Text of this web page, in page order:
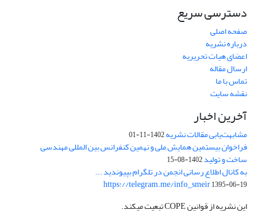
دسترسی سریع
صفحه اصلی
درباره نشریه
اعضای هیات تحریریه
ارسال مقاله
تماس با ما
نقشه سایت
آخرین اخبار
مشابهت‌یابی مقالات نشریه1402-11-01
فراخوان بیستمین همایش ملی و نهمین کنفرانس بین المللی مهندسی
ساخت و تولید1402-08-15
به کانال اطلاع رسانی انجمن در تلگرام بپیوندید ...
https://telegram.me/info_smeir1395-06-19
این نشریه از قوانین COPE تبعیت میکند.